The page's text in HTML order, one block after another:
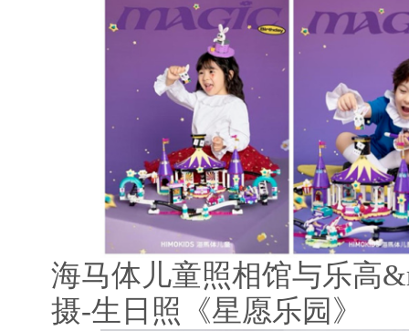
海马体儿童照相馆与乐高
摄-生日照《星愿乐园》